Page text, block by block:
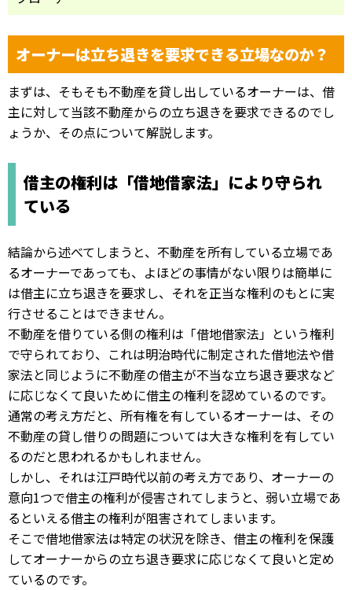
オーナーは立ち退きを要求できる立場なのか？
まずは、そもそも不動産を貸し出しているオーナーは、借
主に対して当該不動産からの立ち退きを要求できるのでし
ょうか、その点について解説します。
借主の権利は「借地借家法」により守られ
ている
結論から述べてしまうと、不動産を所有している立場であ
るオーナーであっても、よほどの事情がない限りは簡単に
は借主に立ち退きを要求し、それを正当な権利のもとに実
行させることはできません。
不動産を借りている側の権利は「借地借家法」という権利
で守られており、これは明治時代に制定された借地法や借
家法と同じように不動産の借主が不当な立ち退き要求など
に応じなくて良いために借主の権利を認めているのです。
通常の考え方だと、所有権を有しているオーナーは、その
不動産の貸し借りの問題については大きな権利を有してい
るのだと思われるかもしれません。
しかし、それは江戸時代以前の考え方であり、オーナーの
意向1つで借主の権利が侵害されてしまうと、弱い立場であ
るといえる借主の権利が阻害されてしまいます。
そこで借地借家法は特定の状況を除き、借主の権利を保護
してオーナーからの立ち退き要求に応じなくて良いと定め
ているのです。